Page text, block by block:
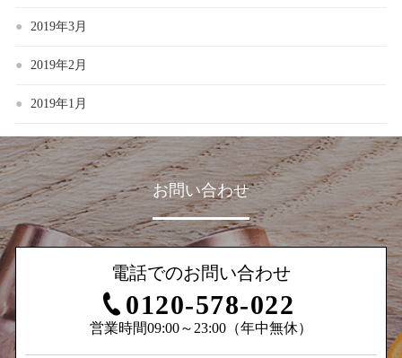
2019年3月
2019年2月
2019年1月
お問い合わせ
電話でのお問い合わせ
0120-578-022
営業時間09:00～23:00（年中無休）